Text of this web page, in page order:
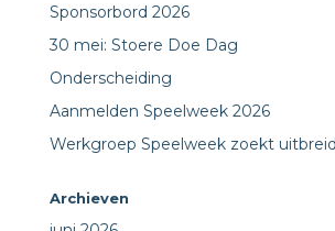
Sponsorbord 2026
30 mei: Stoere Doe Dag
Onderscheiding
Aanmelden Speelweek 2026
Werkgroep Speelweek zoekt
Archieven